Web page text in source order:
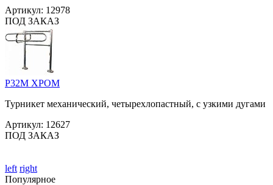
Артикул: 12978
ПОД ЗАКАЗ
Р32М ХРОМ
Турникет механический, четырехлопастный, с узкими дугами
Артикул: 12627
ПОД ЗАКАЗ
left right
Популярное